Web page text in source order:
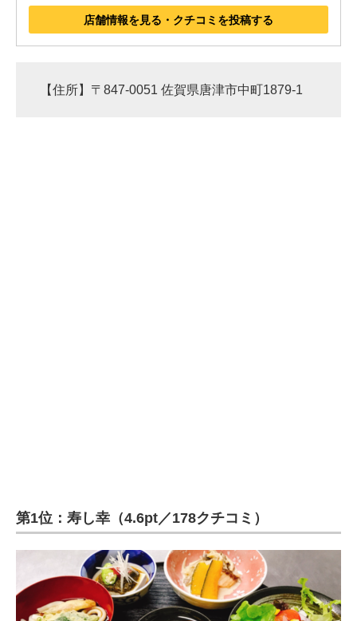
店舗情報を見る・クチコミを投稿する
【住所】〒847-0051 佐賀県唐津市中町1879-1
第1位：寿し幸（4.6pt／178クチコミ）